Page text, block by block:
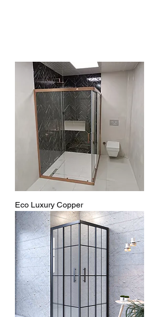
Eco Luxury Copper